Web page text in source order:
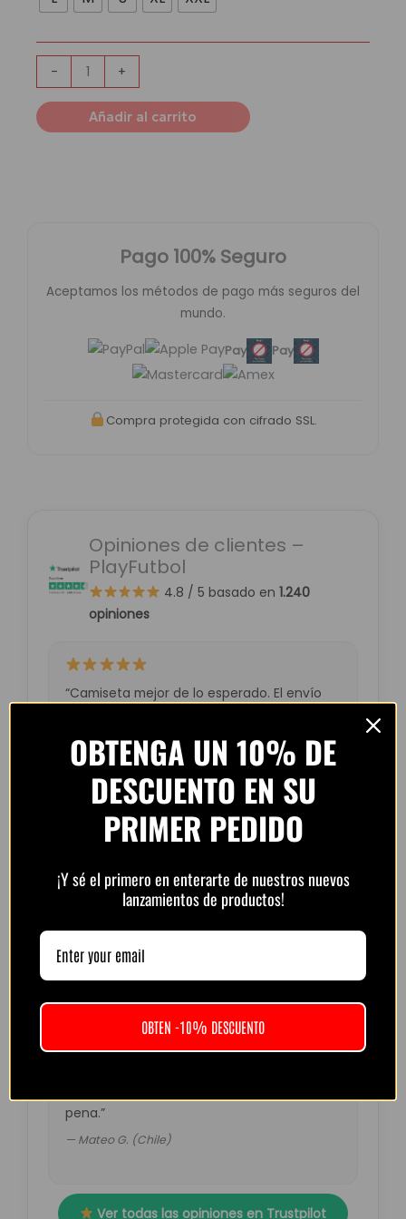
-
Football
Club
|
Red
White
+
Añadir al carrito
Pago 100% Seguro
Aceptamos los métodos de pago más seguros del
mundo.
Pay Pay
Compra protegida con cifrado SSL.
Opiniones de clientes –
PlayFutbol
4.8 / 5 basado en 1.240
opiniones
“Camiseta mejor de lo esperado. El envío
Volveré a comprar seguro.”
— Laura M. (España)
“Muy buena calidad por el precio. Atención
por WhatsApp rápida y amable.
“Pedí la del Barça retro. Muy top, colores
pena.”
— Mateo G. (Chile)
Ver todas las opiniones en Trustpilot
OBTENGA UN 10% DE
DESCUENTO EN SU
PRIMER PEDIDO
¡Y sé el primero en enterarte de nuestros nuevos
lanzamientos de productos!
OBTEN -10% DESCUENTO